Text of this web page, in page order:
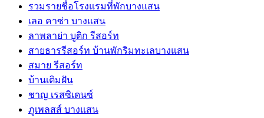
รวมรายชื่อโรงแรมที่พักบางแสน
เลอ คาซ่า บางแสน
ลาพลาย่า บูติก รีสอร์ท
สายธารรีสอร์ท บ้านพักริมทะเลบางแสน
สมาย รีสอร์ท
บ้านเติมฝัน
ชาญ เรสซิเดนซ์
ภูเพลสส์ บางแสน